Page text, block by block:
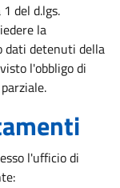
del d.lgs.
la
dati detenuti della
l'obbligo di
l'ufficio di